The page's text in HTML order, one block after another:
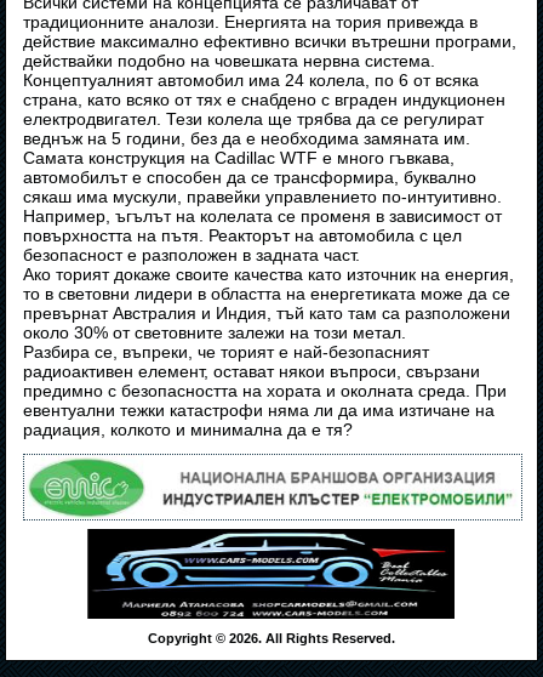
традиционните аналози. Енергията на тория привежда в
действие максимално ефективно всички вътрешни програми,
действайки подобно на човешката нервна система.
Концептуалният автомобил има 24 колела, по 6 от всяка
страна, като всяко от тях е снабдено с вграден индукционен
електродвигател. Тези колела ще трябва да се регулират
веднъж на 5 години, без да е необходима замяната им.
Самата конструкция на Cadillac WTF е много гъвкава,
автомобилът е способен да се трансформира, буквално
сякаш има мускули, правейки управлението по-интуитивно.
Например, ъгълът на колелата се променя в зависимост от
повърхността на пътя. Реакторът на автомобила с цел
безопасност е разположен в задната част.
Ако торият докаже своите качества като източник на енергия,
то в световни лидери в областта на енергетиката може да се
превърнат Австралия и Индия, тъй като там са разположени
около 30% от световните залежи на този метал.
Разбира се, въпреки, че торият е най-безопасният
радиоактивен елемент, остават някои въпроси, свързани
предимно с безопасността на хората и околната среда. При
евентуални тежки катастрофи няма ли да има изтичане на
радиация, колкото и минимална да е тя?
Copyright © 2026. All Rights Reserved.